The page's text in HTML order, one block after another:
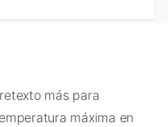
más para
máxima en